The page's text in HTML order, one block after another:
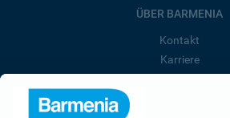
ÜBER BARMENIA
Kontakt
Karriere